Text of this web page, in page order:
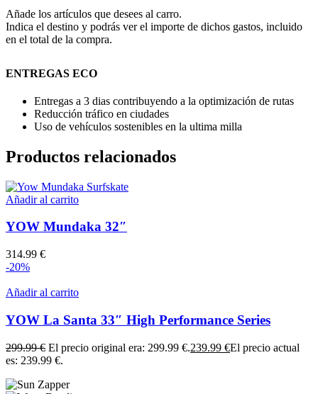
Añade los artículos que desees al carro.
Indica el destino y podrás ver el importe de dichos gastos, incluido
en el total de la compra.
ENTREGAS ECO
Entregas a 3 dias contribuyendo a la optimización de rutas
Reducción tráfico en ciudades
Uso de vehículos sostenibles en la ultima milla
Productos relacionados
Añadir al carrito
YOW Mundaka 32″
314.99 €
-20%
Añadir al carrito
YOW La Santa 33″ High Performance Series
299.99€ El precio original era: 299.99 €.239.99 €El precio actual
es: 239.99 €.